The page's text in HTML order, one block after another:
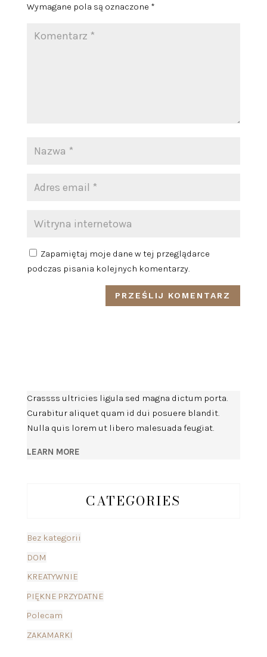
Wymagane pola są oznaczone *
Zapamiętaj moje dane w tej przeglądarce
podczas pisania kolejnych komentarzy.
Crassss ultricies ligula sed magna dictum porta.
Curabitur aliquet quam id dui posuere blandit.
Nulla quis lorem ut libero malesuada feugiat.
LEARN MORE
CATEGORIES
Bez kategorii
DOM
KREATYWNIE
PIĘKNE PRZYDATNE
Polecam
ZAKAMARKI